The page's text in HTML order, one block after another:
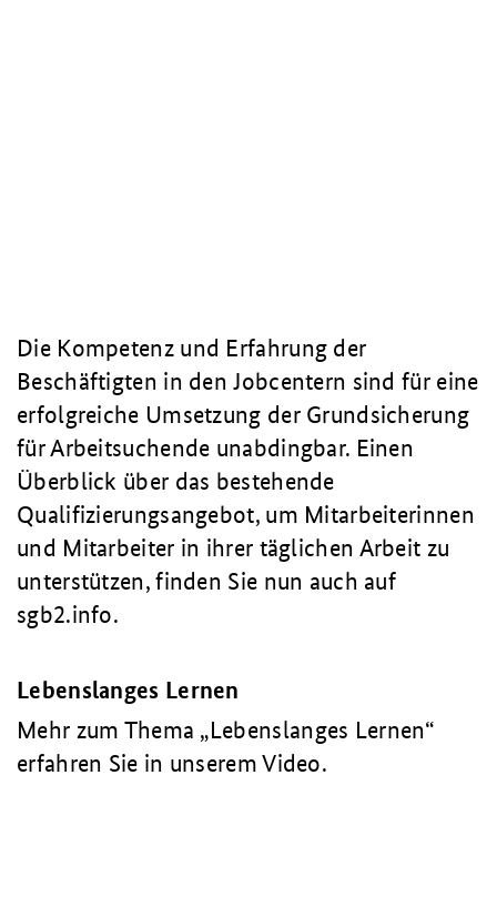
Die Kompetenz und Erfahrung der
Beschäftigten in den Jobcentern sind für eine
erfolgreiche Umsetzung der Grundsicherung
für Arbeitsuchende unabdingbar. Einen
Überblick über das bestehende
Qualifizierungsangebot, um Mitarbeiterinnen
und Mitarbeiter in ihrer täglichen Arbeit zu
unterstützen, finden Sie nun auch auf
sgb2.info.
Lebenslanges Lernen
Mehr zum Thema „Lebenslanges Lernen“
erfahren Sie in unserem Video.